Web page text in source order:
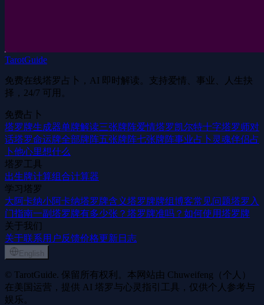
TarotGuide
免费在线塔罗占卜，AI 即时解读。支持爱情、事业、人生抉
择，24/7 可用。
免费占卜
塔罗牌生成器单牌解读三张牌阵爱情塔罗凯尔特十字塔罗师对
话塔罗命运牌全部牌阵五张牌阵七张牌阵事业占卜 灵魂伴侣占
卜他心里想什么
塔罗工具
出生牌计算组合计算器
学习塔罗
大阿卡纳小阿卡纳塔罗牌含义塔罗牌牌组博客常见问题塔罗入
门指南一副塔罗牌有多少张？ 塔罗牌准吗？ 如何使用塔罗牌
关于我们
关于联系用户反馈价格更新日志
English
© TarotGuide. 保留所有权利。本网站由 Chuweifeng（个人）
在美国运营，提供 AI 塔罗与心灵指引工具，仅供个人参考与
娱乐。